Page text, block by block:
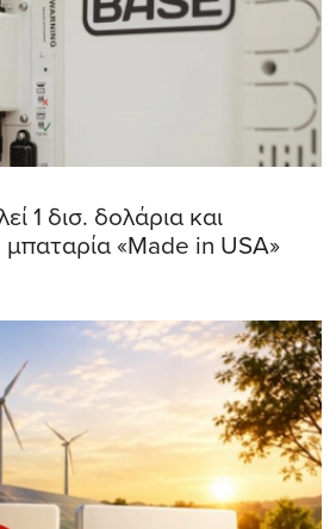
1 δισ. δολάρια και
μπαταρία «Made in USA»